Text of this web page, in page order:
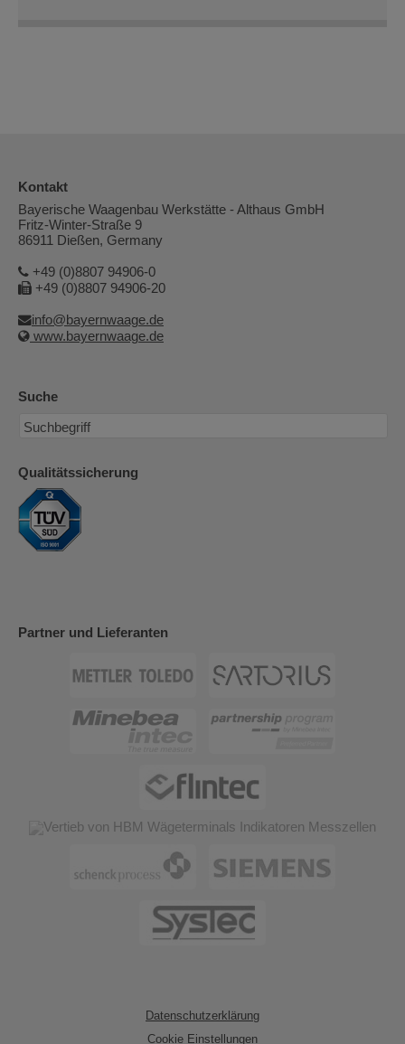
Kontakt
Bayerische Waagenbau Werkstätte - Althaus GmbH
Fritz-Winter-Straße 9
86911 Dießen, Germany
+49 (0)8807 94906-0
+49 (0)8807 94906-20
info@bayernwaage.de
www.bayernwaage.de
Suche
Qualitätssicherung
Partner und Lieferanten
Datenschutzerklärung
Cookie Einstellungen